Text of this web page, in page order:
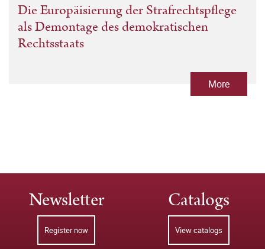
Die Europäisierung der Strafrechtspflege
als Demontage des demokratischen
Rechtsstaats
More
Newsletter
Register now
Catalogs
View catalogs